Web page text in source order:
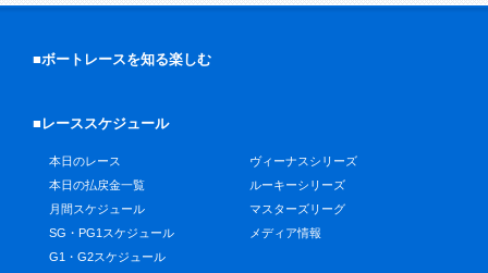
■ボートレースを知る楽しむ
■レーススケジュール
本日のレース
本日の払戻金一覧
月間スケジュール
SG・PG1スケジュール
G1・G2スケジュール
ヴィーナスシリーズ
ルーキーシリーズ
マスターズリーグ
メディア情報